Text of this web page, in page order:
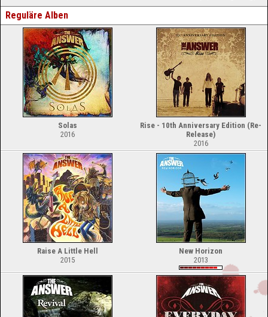
Reguläre Alben
Solas
2016
Rise - 10th Anniversary Edition (Re-
Release)
2016
Raise A Little Hell
2015
New Horizon
2013